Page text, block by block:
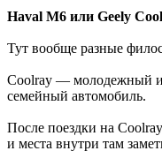
Haval M6 или Geely
Тут вообще разные
Coolray — молодежный
семейный автомобиль.
После поездки на
и места внутри там